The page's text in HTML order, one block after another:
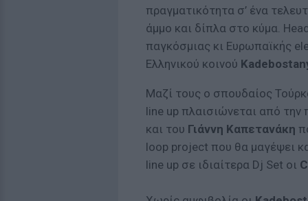
πραγματικότητα σ’ ένα
άμμο και δίπλα στο κύμα.
παγκόσμιας κι Ευρωπαϊκής
Ελληνικού κοινού
Μαζί τους ο σπουδαίος
line up πλαισιώνεται από την
και του Γιάννη Καπετανάκη
loop project που θα μαγέψει
line up σε ιδιαίτερα Dj Set οι